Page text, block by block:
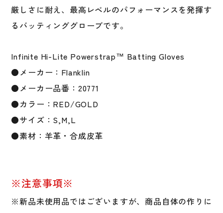
厳しさに耐え、最高レベルのパフォーマンスを発揮す
るバッティンググローブです。
Infinite Hi-Lite Powerstrap™ Batting Gloves
●メーカー：Flanklin
●メーカー品番：20771
●カラー：RED/GOLD
●サイズ：S,M,L
●素材：羊革・合成皮革
※注意事項※
※新品未使用品ではございますが、商品自体の作りに